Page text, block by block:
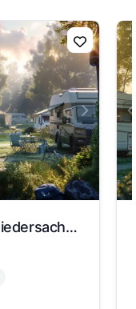
Campingplatz Tostedt in Niedersachsen